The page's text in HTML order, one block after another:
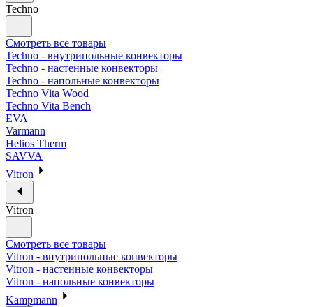
Techno
Смотреть все товары
Techno - внутрипольные конвекторы
Techno - настенные конвекторы
Techno - напольные конвекторы
Techno Vita Wood
Techno Vita Bench
EVA
Varmann
Helios Therm
SAVVA
Vitron
Vitron
Смотреть все товары
Vitron - внутрипольные конвекторы
Vitron - настенные конвекторы
Vitron - напольные конвекторы
Kampmann